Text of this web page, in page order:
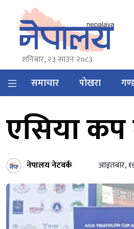
शनिबार, २३ साउन २०८३
समाचार पोखरा
एसिया कप
नेपालय नेटवर्क आइतबार,